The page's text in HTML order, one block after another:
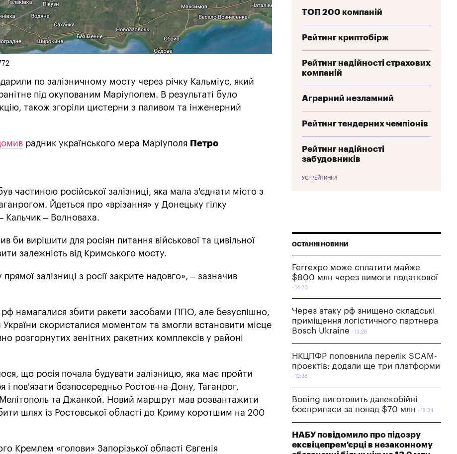
по залізничному мосту через річку Кальміус, який
під окупованим Маріуполем. В результаті було
також згоріли цистерни з паливом та інженерний
радник українського мера Маріуполя
Петро
частиною російської залізниці, яка мала з'єднати місто з
Йдеться про «врізання» у Донецьку гілку
Кальчик – Волноваха.
би вирішити для росіян питання військової та цивільної
залежність від Кримського мосту.
залізниці з росії закрите надовго», – зазначив
рф намагалися збити ракети засобами ППО, але безуспішно,
скористалися моментом та змогли встановити місце
розгорнутих зенітних ракетних комплексів у районі
що росія почала будувати залізницю, яка має пройти
і пов'язати безпосередньо Ростов-на-Дону, Таганрог,
та Джанкой. Новий маршрут мав розвантажити
шлях із Ростовської області до Криму коротшим на 200
Кремлем «голови» Запорізької області Євгенія
ТОП 200 компаній
Рейтинг криптобірж
Рейтинг надійності страхових
компаній
Аграрний незламний
Рейтинг тендерних чемпіонів
Рейтинг надійності
забудовників
УСІ РЕЙТИНГИ
ОСТАННІ НОВИНИ
Ferrexpo може сплатити майже
$800 млн через вимоги податкової
14:20
Через атаку рф знищено складські
приміщення логістичного партнера
Bosch Ukraine
13:28
НКЦПФР поповнила перелік SCAM-
проєктів: додали ще три платформи
12:38
Boeing виготовить далекобійні
боєприпаси за понад $70 млн
12:34
НАБУ повідомило про підозру
ексвіцепрем'єрці в незаконному